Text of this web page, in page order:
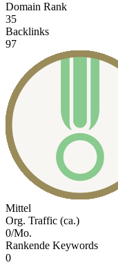
Domain Rank
35
Backlinks
97
Mittel
Org. Traffic (ca.)
0/Mo.
Rankende Keywords
0